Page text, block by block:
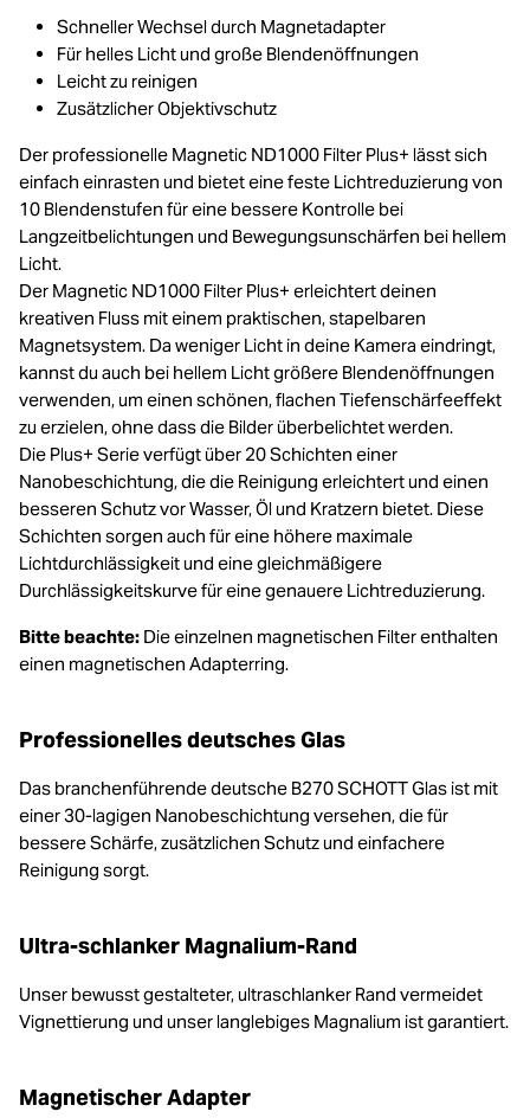
Schneller Wechsel durch Magnetadapter
Für helles Licht und große Blendenöffnungen
Leicht zu reinigen
Zusätzlicher Objektivschutz
Der professionelle Magnetic ND1000 Filter Plus+ lässt sich
einfach einrasten und bietet eine feste Lichtreduzierung von
10 Blendenstufen für eine bessere Kontrolle bei
Langzeitbelichtungen und Bewegungsunschärfen bei hellem
Licht.
Der Magnetic ND1000 Filter Plus+ erleichtert deinen
kreativen Fluss mit einem praktischen, stapelbaren
Magnetsystem. Da weniger Licht in deine Kamera eindringt,
kannst du auch bei hellem Licht größere Blendenöffnungen
verwenden, um einen schönen, flachen Tiefenschärfeeffekt
zu erzielen, ohne dass die Bilder überbelichtet werden.
Die Plus+ Serie verfügt über 20 Schichten einer
Nanobeschichtung, die die Reinigung erleichtert und einen
besseren Schutz vor Wasser, Öl und Kratzern bietet. Diese
Schichten sorgen auch für eine höhere maximale
Lichtdurchlässigkeit und eine gleichmäßigere
Durchlässigkeitskurve für eine genauere Lichtreduzierung.
Bitte beachte: Die einzelnen magnetischen Filter enthalten
einen magnetischen Adapterring.
Professionelles deutsches Glas
Das branchenführende deutsche B270 SCHOTT Glas ist mit
einer 30-lagigen Nanobeschichtung versehen, die für
bessere Schärfe, zusätzlichen Schutz und einfachere
Reinigung sorgt.
Ultra-schlanker Magnalium-Rand
Unser bewusst gestalteter, ultraschlanker Rand vermeidet
Vignettierung und unser langlebiges Magnalium ist garantiert.
Magnetischer Adapter